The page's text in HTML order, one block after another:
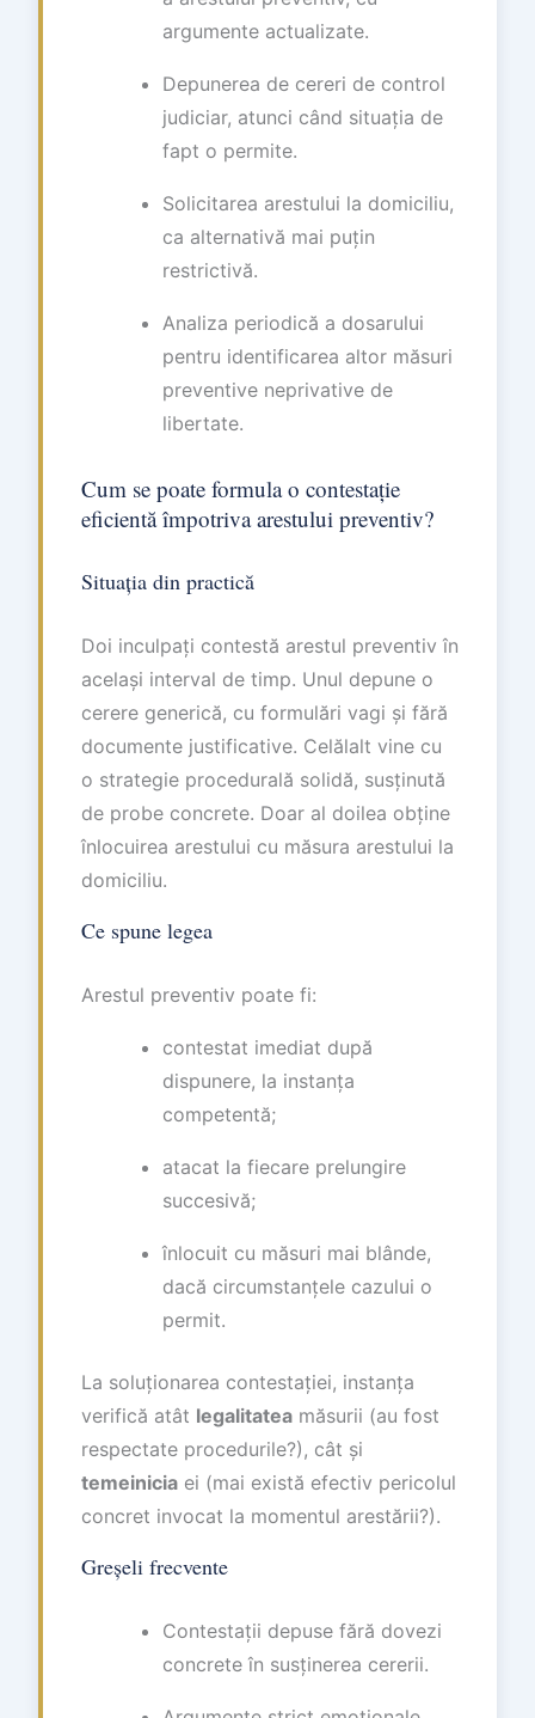
argumente actualizate.
Depunerea de cereri de control
judiciar, atunci când situația de
fapt o permite.
Solicitarea arestului la domiciliu,
ca alternativă mai puțin
restrictivă.
Analiza periodică a dosarului
pentru identificarea altor măsuri
preventive neprivative de
libertate.
Cum se poate formula o contestație
eficientă împotriva arestului preventiv?
Situația din practică
Doi inculpați contestă arestul preventiv în
același interval de timp. Unul depune o
cerere generică, cu formulări vagi și fără
documente justificative. Celălalt vine cu
o strategie procedurală solidă, susținută
de probe concrete. Doar al doilea obține
înlocuirea arestului cu măsura arestului la
domiciliu.
Ce spune legea
Arestul preventiv poate fi:
contestat imediat după
dispunere, la instanța
competentă;
atacat la fiecare prelungire
succesivă;
înlocuit cu măsuri mai blânde,
dacă circumstanțele cazului o
permit.
La soluționarea contestației, instanța
verifică atât legalitatea măsurii (au fost
respectate procedurile?), cât și
temeinicia ei (mai există efectiv pericolul
concret invocat la momentul arestării?).
Greșeli frecvente
Contestații depuse fără dovezi
concrete în susținerea cererii.